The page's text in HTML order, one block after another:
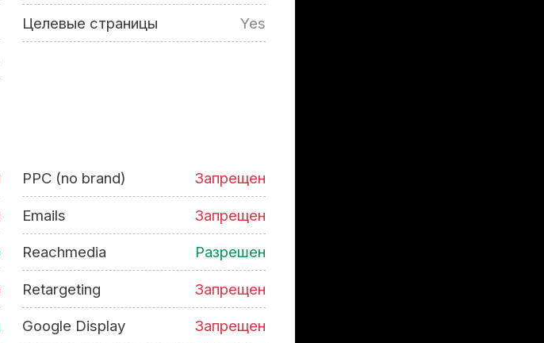
Целевые страницы Yes
PPC (no brand) Запрещен
Emails Запрещен
Reachmedia Разрешен
Retargeting Запрещен
Google Display Запрещен